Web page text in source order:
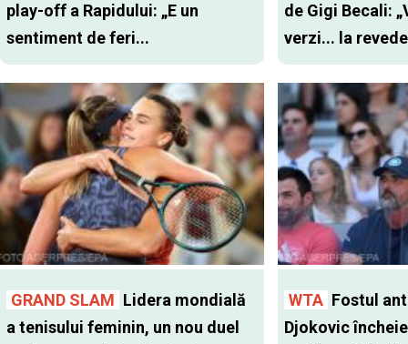
play-off a Rapidului: „E un
sentiment de feri...
de Gigi Becali:
verzi... la
GRAND SLAM Lidera mondială
a tenisului feminin, un nou duel
WTA Fostul
Djokovic